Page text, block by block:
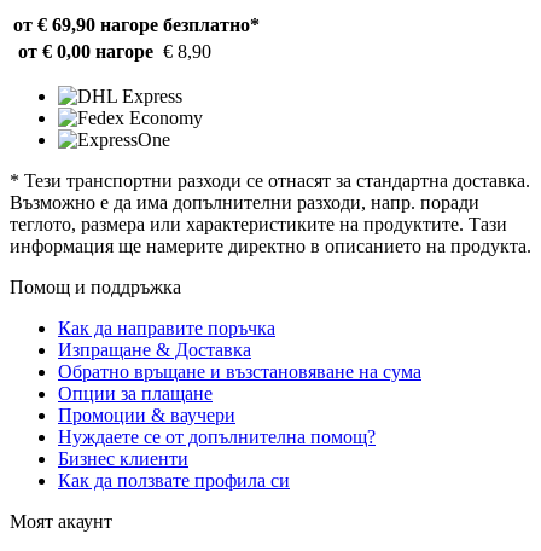
от € 69,90 нагоре безплатно*
от € 0,00 нагоре € 8,90
* Тези транспортни разходи се отнасят за стандартна доставка.
Възможно е да има допълнителни разходи, напр. поради
теглото, размера или характеристиките на продуктите. Тази
информация ще намерите директно в описанието на продукта.
Помощ и поддръжка
Как да направите поръчка
Изпращане & Доставка
Обратно връщане и възстановяване на сума
Опции за плащане
Промоции & ваучери
Нуждаете се от допълнителна помощ?
Бизнес клиенти
Как да ползвате профила си
Моят акаунт